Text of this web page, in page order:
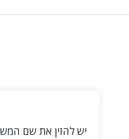
יש להזין את שם